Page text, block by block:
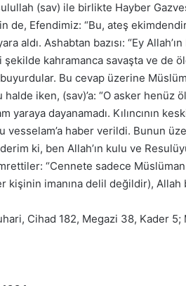
(sav) ile birlikte Hayber
de, Efendimiz: “Bu, ateş
aldı. Ashabtan bazısı: “Ey
kahramanca savaşta ve de
Bu cevap üzerine
iken, (sav)’a: “O asker henüz
yaraya dayanamadı. Kılıncının
vesselam’a haber verildi. Bunun
ki, ben Allah’ın kulu ve
“Cennete sadece
kişinin imanına delil değildir),
Cihad 182, Megazi 38, Kader 5;